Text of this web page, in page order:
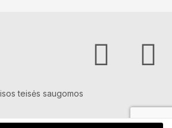
teisės saugomos